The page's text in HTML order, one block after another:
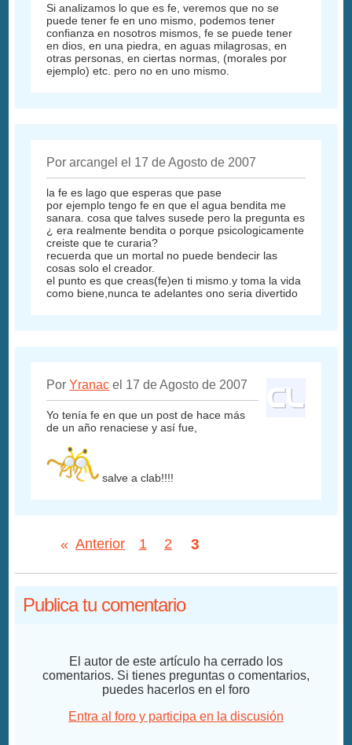
Si analizamos lo que es fe, veremos que no se
puede tener fe en uno mismo, podemos tener
confianza en nosotros mismos, fe se puede tener
en dios, en una piedra, en aguas milagrosas, en
otras personas, en ciertas normas, (morales por
ejemplo) etc. pero no en uno mismo.
Por arcangel el 17 de Agosto de 2007
la fe es lago que esperas que pase
por ejemplo tengo fe en que el agua bendita me
sanara. cosa que talves susede pero la pregunta es
¿ era realmente bendita o porque psicologicamente
creiste que te curaria?
recuerda que un mortal no puede bendecir las
cosas solo el creador.
el punto es que creas(fe)en ti mismo.y toma la vida
como biene,nunca te adelantes ono seria divertido
PorYranac el 17 de Agosto de 2007
Yo tenía fe en que un post de hace más
de un año renaciese y así fue,
salve a clab!!!!
« Anterior 1 2 3
Publica tu comentario
El autor de este artículo ha cerrado los
comentarios. Si tienes preguntas o comentarios,
puedes hacerlos en el foro
Entra al foro y participa en la discusión